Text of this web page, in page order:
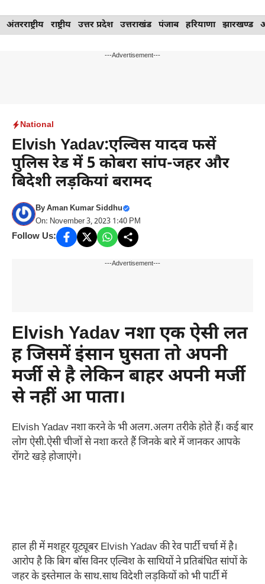
Skip
to
अंतरराष्ट्रीय राष्ट्रीय उत्तर प्रदेश उत्तराखंड पंजाब हरियाणा झारखण्ड
---Advertisement---
National
Elvish Yadav:एल्विस यादव फसें
पुलिस रेड में 5 कोबरा सांप-जहर और
बिदेशी लड़कियां बरामद
ByAman Kumar Siddhu
On: November 3, 2023 1:40 PM
Follow Us:
---Advertisement---
Elvish Yadav नशा एक ऐसी लत
ह जिसमें इंसान घुसता तो अपनी
मर्जी से है लेकिन बाहर अपनी मर्जी
से नहीं आ पाता।
Elvish Yadav नशा करने के भी अलग.अलग तरीके होते हैं। कई बार
लोग ऐसी.ऐसी चीजों से नशा करते हैं जिनके बारे में जानकर आपके
रोंगटे खड़े होजाएंगे।
हाल ही में मशहूर यूट्यूबर Elvish Yadav की रेव पार्टी चर्चा में है।
आरोप है कि बिग बॉस विनर एल्विश के साथियों ने प्रतिबंधित सांपों के
जहर के इस्तेमाल के साथ.साथ विदेशी लड़कियों को भी पार्टी में